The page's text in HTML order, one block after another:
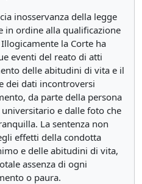
inosservanza della legge
in ordine alla qualificazione
la Corte ha
eventi del reato di atti
delle abitudini di vita e il
dei dati incontroversi
da parte della persona
e dalle foto che
La sentenza non
effetti della condotta
e delle abitudini di vita,
assenza di ogni
o paura.